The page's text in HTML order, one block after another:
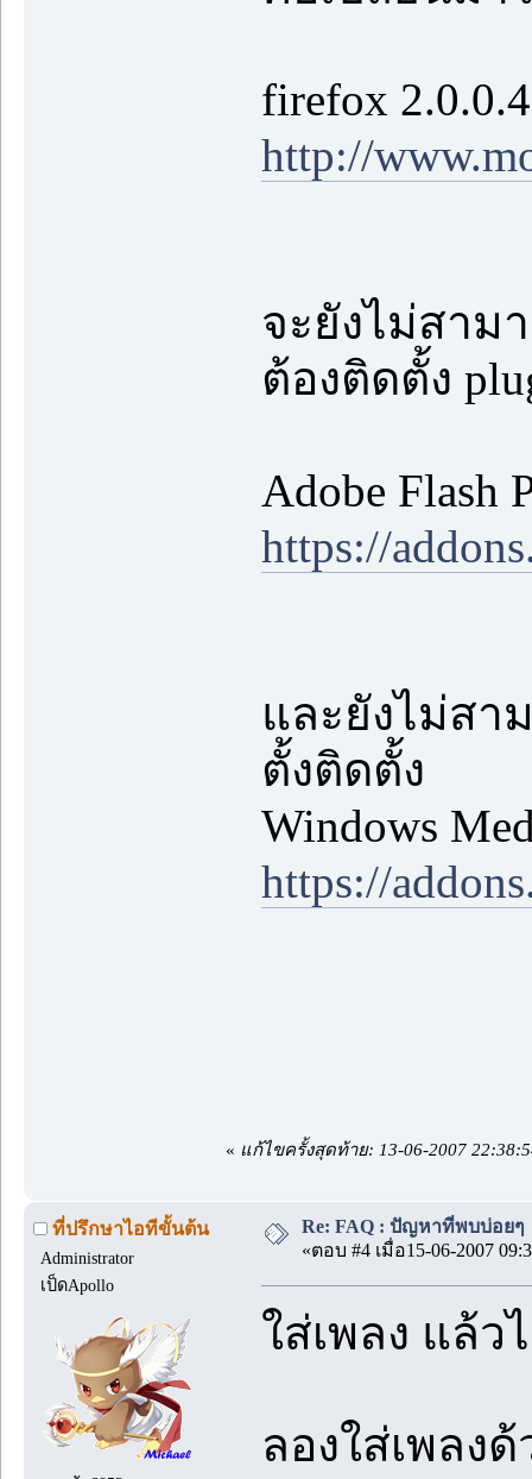
firefox
http://
จะยังไม่สาม
ต้องติดตั้ง
Adobe Flash
https://
และยังไม่สา
ตั้งติดตั้ง
Windows
https://
« แก้ไขครั้งสุดท้าย: 13-06-2007
ที่ปรึกษาไอทีขั้นต้น
Administrator
เป็ดApollo
Re: FAQ : ปัญหาที่พบบ่อยๆ
«ตอบ #4 เมื่อ15-06-2007
ใส่เพลง แล้ว
ลองใส่เพลง